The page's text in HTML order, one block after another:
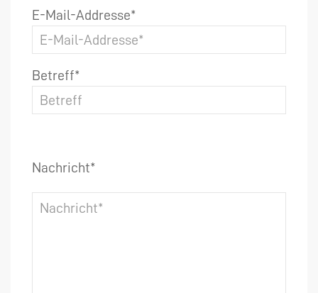
E-Mail-Addresse*
Betreff*
Nachricht*